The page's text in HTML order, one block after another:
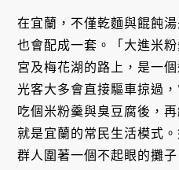
在宜蘭，不僅乾麵與餛飩
也會配成一套。「大進米
宮及梅花湖的路上，是一
光客大多會直接驅車掠過
吃個米粉羹與臭豆腐後，
就是宜蘭的常民生活模式
群人圍著一個不起眼的攤